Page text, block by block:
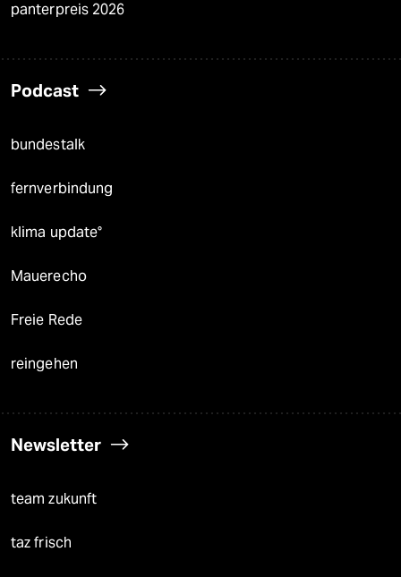
panterpreis 2026
Podcast
bundestalk
fernverbindung
klima update°
Mauerecho
Freie Rede
reingehen
Newsletter
team zukunft
taz frisch